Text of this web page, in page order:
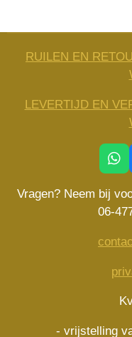
RUILEN EN
LEVERTIJD EN
W
h
a
s
p
Vragen? Neem bij
06-
- vrijstelling